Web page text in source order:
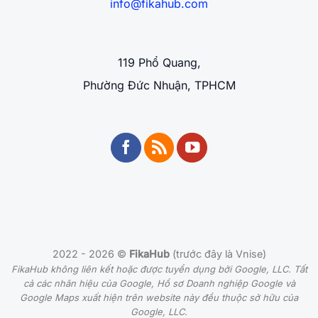
info@fikahub.com
119 Phổ Quang,
Phường Đức Nhuận, TPHCM
2022 - 2026 © FikaHub(trước đây là Vnise)
FikaHub không liên kết hoặc được tuyển dụng bởi Google, LLC. Tất
cả các nhãn hiệu của Google, Hồ sơ Doanh nghiệp Google và
Google Maps xuất hiện trên website này đều thuộc sở hữu của
Google, LLC.